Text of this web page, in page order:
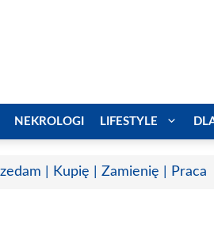
NEKROLOGI LIFESTYLE
| Kupię | Zamienię | Praca